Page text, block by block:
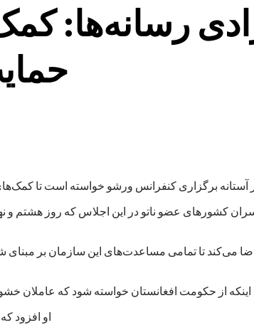
رسانه‌ها:
کشورهای عضو ناتو در این اجلاس که روز هشتم و
می‌کند تا تمامی مساعدت‌های این سازمان بر
او افزود